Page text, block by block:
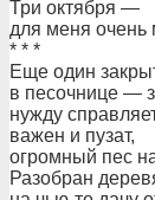
Три октября —
для меня очень
* * *
Еще один
в песочнице —
нужду
важен и пузат,
огромный пес
Разобран